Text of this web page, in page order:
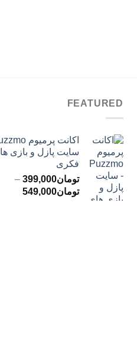
FEATURED
سایت پازل و بازی
فکری
تومان399,000
–
تومان549,000